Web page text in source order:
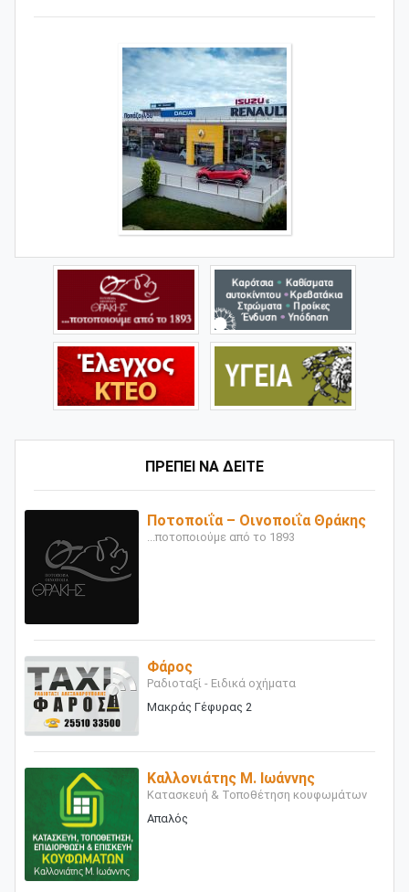
ΠΡΕΠΕΙ ΝΑ ΔΕΙΤΕ
Ποτοποιΐα – Οινοποιΐα Θράκης
...ποτοποιούμε από το 1893
Φάρος
Ραδιοταξί - Ειδικά οχήματα
Μακράς Γέφυρας 2
Καλλονιάτης Μ. Ιωάννης
Κατασκευή & Τοποθέτηση κουφωμάτων
Απαλός